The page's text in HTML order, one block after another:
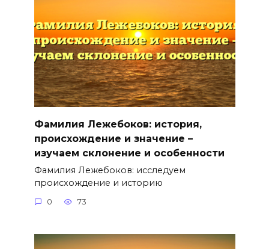
Фамилия Лежебоков: история,
происхождение и значение –
изучаем склонение и особенности
Фамилия Лежебоков: исследуем
происхождение и историю
0 73